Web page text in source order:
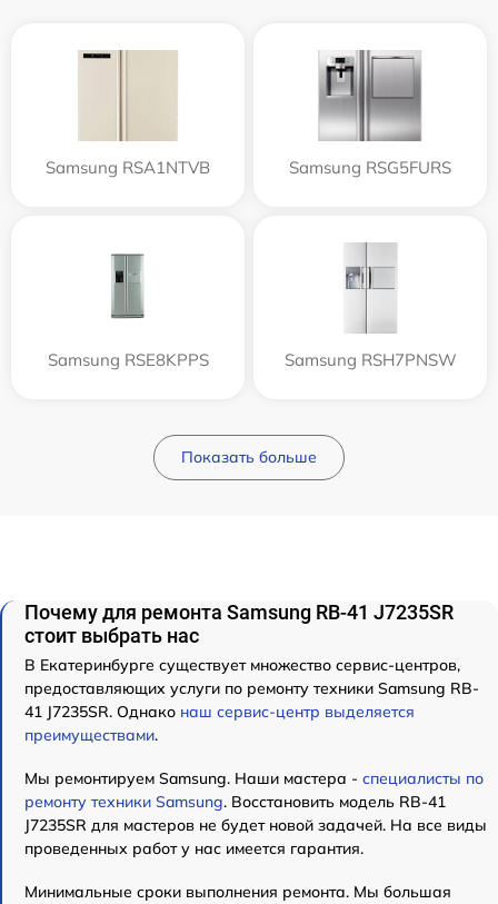
Samsung RSA1NTVB Samsung RSG5FURS
Samsung RSE8KPPS Samsung RSH7PNSW
Показать больше
Почему для ремонта Samsung RB-41 J7235SR
стоит выбрать нас
В Екатеринбурге существует множество сервис-центров,
предоставляющих услуги по ремонту техники Samsung RB-
41 J7235SR. Однако наш сервис-центр выделяется
преимуществами.
Мы ремонтируем Samsung. Наши мастера - специалисты по
ремонту техники Samsung. Восстановить модель RB-41
J7235SR для мастеров не будет новой задачей. На все виды
проведенных работ у нас имеется гарантия.
Минимальные сроки выполнения ремонта. Мы большая